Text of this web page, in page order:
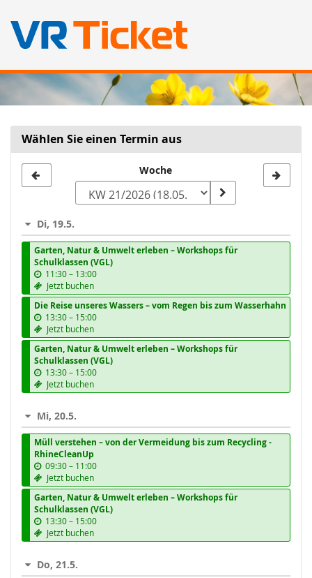
springen
Wählen Sie einen Termin aus
zur
auswählen
Woche
Di, 19.5.
Garten, Natur & Umwelt erleben – Workshops für
Schulklassen (VGL)
11:30–b
i
s
13:00
Jetzt buchen
Die Reise unseres Wassers – vom Regen bis zum Wasserhahn
13:30–b
i
s
15:00
Jetzt buchen
Garten, Natur & Umwelt erleben – Workshops für
Schulklassen (VGL)
13:30–b
i
s
15:00
Jetzt buchen
Mi, 20.5.
Müll verstehen – von der Vermeidung bis zum Recycling -
RhineCleanUp
09:30–b
i
s
11:00
Jetzt buchen
Garten, Natur & Umwelt erleben – Workshops für
Schulklassen (VGL)
13:30–b
i
s
15:00
Jetzt buchen
Do, 21.5.